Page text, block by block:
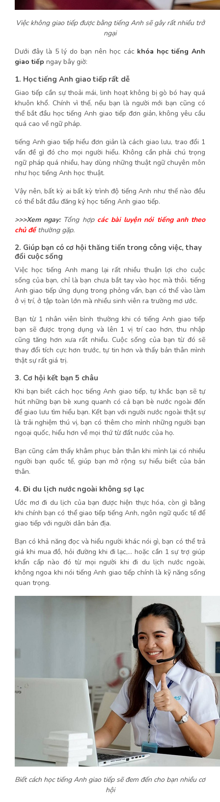
Việc không giao tiếp được bằng tiếng Anh sẽ gây rất nhiều trở
ngại
Dưới đây là 5 lý do bạn nên học các khóa học tiếng Anh
giao tiếp ngay bây giờ:
1. Học tiếng Anh giao tiếp rất dễ
Giao tiếp cần sự thoải mái, linh hoạt không bị gò bó hay quá
khuôn khổ. Chính vì thế, nếu bạn là người mới bạn cũng có
thể bắt đầu học tiếng Anh giao tiếp đơn giản, không yêu cầu
quá cao về ngữ pháp.
tiếng Anh giao tiếp hiểu đơn giản là cách giao lưu, trao đổi 1
vấn đề gì đó cho mọi người hiểu. Không cần phải chú trọng
ngữ pháp quá nhiều, hay dùng những thuật ngữ chuyên môn
như học tiếng Anh học thuật.
Vậy nên, bất kỳ ai bất kỳ trình độ tiếng Anh như thế nào đều
có thể bắt đầu đăng ký học tiếng Anh giao tiếp.
>>>Xem ngay:Tổng hợp các bài luyện nói tiếng anh theo
chủ đề thường gặp.
2. Giúp bạn có cơ hội thăng tiến trong công việc, thay
đổi cuộc sống
Việc học tiếng Anh mang lại rất nhiều thuận lợi cho cuộc
sống của bạn, chỉ là bạn chưa bắt tay vào học mà thôi. tiếng
Anh giao tiếp ứng dụng trong phỏng vấn, bạn có thể vào làm
ở vị trí, ở tập toàn lớn mà nhiều sinh viên ra trường mơ ước.
Bạn từ 1 nhân viên bình thường khi có tiếng Anh giao tiếp
bạn sẽ được trọng dụng và lên 1 vị trí cao hơn, thu nhập
cũng tăng hơn xưa rất nhiều. Cuộc sống của bạn từ đó sẽ
thay đổi tích cực hơn trước, tự tin hơn và thấy bản thân mình
thật sự rất giá trị.
3. Cơ hội kết bạn 5 châu
Khi bạn biết cách học tiếng Anh giao tiếp, tự khắc bạn sẽ tự
hút những bạn bè xung quanh có cả bạn bè nước ngoài đến
để giao lưu tìm hiểu bạn. Kết bạn với người nước ngoài thật sự
là trải nghiệm thú vị, bạn có thêm cho mình những người bạn
ngoại quốc, hiểu hơn về mọi thứ từ đất nước của họ.
Bạn cũng cảm thấy khâm phục bản thân khi mình lại có nhiều
người bạn quốc tế, giúp bạn mở rộng sự hiểu biết của bản
thân.
4. Đi du lịch nước ngoài không sợ lạc
Ước mơ đi du lịch của bạn được hiện thực hóa, còn gì bằng
khi chính bạn có thể giao tiếp tiếng Anh, ngôn ngữ quốc tế để
giao tiếp với người dân bản địa.
Bạn có khả năng đọc và hiểu người khác nói gì, bạn có thể trả
giá khi mua đồ, hỏi đường khi đi lạc,… hoặc cần 1 sự trợ giúp
khẩn cấp nào đó từ mọi người khi đi du lịch nước ngoài,
không ngoa khi nói tiếng Anh giao tiếp chính là kỹ năng sống
quan trọng.
Biết cách học tiếng Anh giao tiếp sẽ đem đến cho bạn nhiều cơ
hội